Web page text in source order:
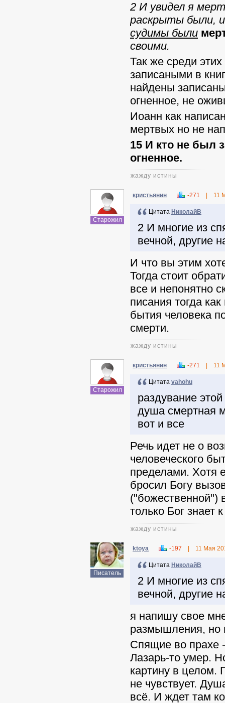
2 И увидел я
раскрыты были, и
судимы были
своими.
Так же среди
записаными в
найдены
огненное, не
Иоанн как
мертвых но не
15 И кто не был
огненное.
жажду истины
Старожил
кристьянин -271 11
Цитата НиколайВ
2 И многие из
вечной, другие
И что вы этим
Тогда стоит
все и непонятно
писания тогда
бытия человека
смерти.
жажду истины
Старожил
кристьянин -271 11
Цитата vahohu
раздувание
душа смертная
вот и все
Речь идет не о
человеческого
пределами. Хотя
бросил Богу
("божественной")
только Бог знает
жажду истины
Писатель
ktoya -197 11 Мая
Цитата НиколайВ
2 И многие из
вечной, другие
я напишу свое
размышления, но
Спящие во прахе
Лазарь-то умер.
картину в целом.
не чувствует.
всё. И ждет там